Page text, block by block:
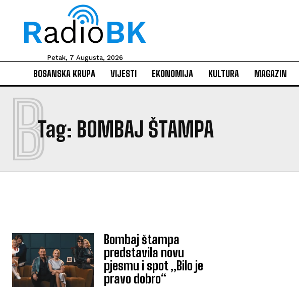
Petak, 7 Augusta, 2026
BOSANSKA KRUPA VIJESTI EKONOMIJA KULTURA MAGAZIN
Tag: BOMBAJ ŠTAMPA
B
Bombaj štampa
predstavila novu
pjesmu i spot „Bilo je
pravo dobro“